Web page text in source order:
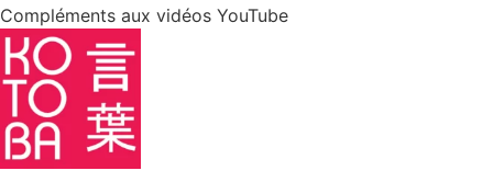
Compléments aux vidéos YouTube